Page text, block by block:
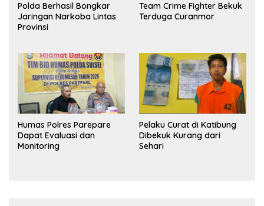
Polda Berhasil Bongkar
Jaringan Narkoba Lintas
Provinsi
Team Crime Fighter Bekuk
Terduga Curanmor
Humas Polres Parepare
Dapat Evaluasi dan
Monitoring
Pelaku Curat di Katibung
Dibekuk Kurang dari
Sehari